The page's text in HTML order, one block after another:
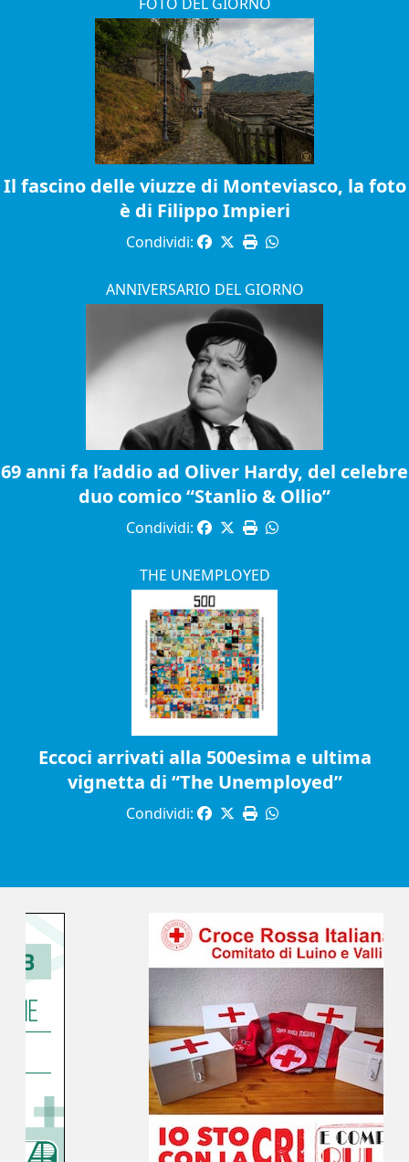
Il fascino delle viuzze di Monteviasco, la foto
è di Filippo Impieri
Condividi:
ANNIVERSARIO DEL GIORNO
69 anni fa l’addio ad Oliver Hardy, del celebre
duo comico “Stanlio & Ollio”
Condividi:
THE UNEMPLOYED
Eccoci arrivati alla 500esima e ultima
vignetta di “The Unemployed”
Condividi: